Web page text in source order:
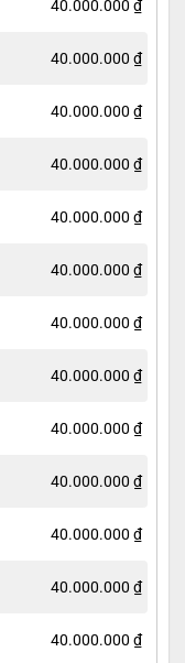
40.000.000 ₫
40.000.000 ₫
40.000.000 ₫
40.000.000 ₫
40.000.000 ₫
40.000.000 ₫
40.000.000 ₫
40.000.000 ₫
40.000.000 ₫
40.000.000 ₫
40.000.000 ₫
40.000.000 ₫
40.000.000 ₫